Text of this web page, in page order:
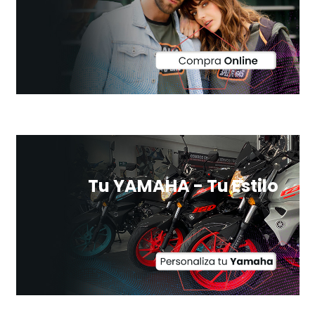
Tu YAMAHA - Tu Estilo